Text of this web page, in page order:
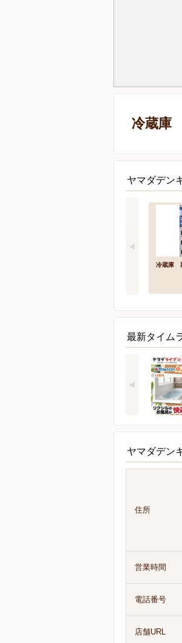
冷蔵庫
ヤマダデン
冷蔵庫
最新タイム
ヤマダデン
住所
営業時間
電話番号
店舗URL